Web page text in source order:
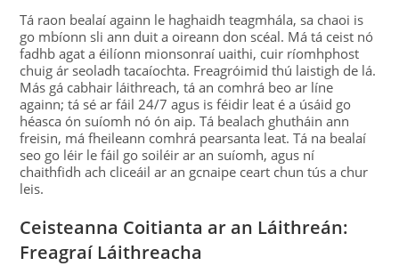
Tá raon bealaí againn le haghaidh teagmhála, sa chaoi is
go mbíonn sli ann duit a oireann don scéal. Má tá ceist nó
fadhb agat a éilíonn mionsonraí uaithi, cuir ríomhphost
chuig ár seoladh tacaíochta. Freagróimid thú laistigh de lá.
Más gá cabhair láithreach, tá an comhrá beo ar líne
againn; tá sé ar fáil 24/7 agus is féidir leat é a úsáid go
héasca ón suíomh nó ón aip. Tá bealach ghutháin ann
freisin, má fheileann comhrá pearsanta leat. Tá na bealaí
seo go léir le fáil go soiléir ar an suíomh, agus ní
chaithfidh ach cliceáil ar an gcnaipe ceart chun tús a chur
leis.
Ceisteanna Coitianta ar an Láithreán:
Freagraí Láithreacha